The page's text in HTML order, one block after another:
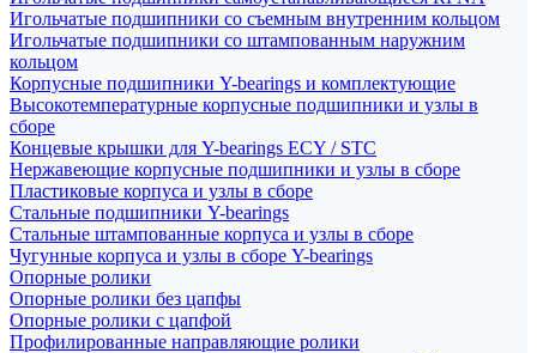
Игольчатые подшипники со съемным внутренним кольцом
Игольчатые подшипники со штампованным наружним
кольцом
Корпусные подшипники Y-bearings и комплектующие
Высокотемпературные корпусные подшипники и узлы в
сборе
Концевые крышки для Y-bearings ECY / STC
Нержавеющие корпусные подшипники и узлы в сборе
Пластиковые корпуса и узлы в сборе
Стальные подшипники Y-bearings
Стальные штампованные корпуса и узлы в сборе
Чугунные корпуса и узлы в сборе Y-bearings
Опорные ролики
Опорные ролики без цапфы
Опорные ролики с цапфой
Профилированные направляющие ролики